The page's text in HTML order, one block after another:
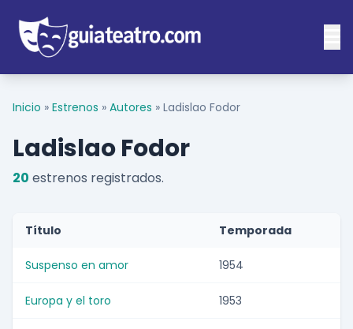
Inicio » Estrenos » Autores » Ladislao Fodor
Ladislao Fodor
20 estrenos registrados.
Título Temporada
Suspenso en amor 1954
Europa y el toro 1953